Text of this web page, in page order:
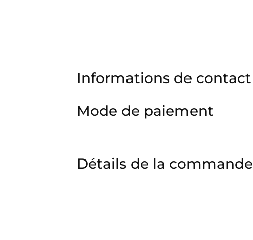
Informations de contact
Mode de paiement
Détails de la commande